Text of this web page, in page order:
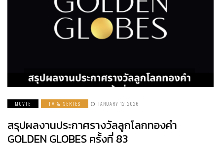
MOVIE TV & SERIES JANUARY 12, 2026
สรุปผลงานประกาศรางวัลลูกโลกทองคำ
GOLDEN GLOBES ครั้งที่ 83